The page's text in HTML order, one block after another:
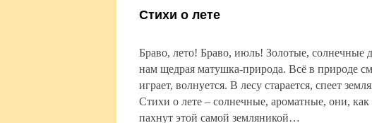
Стихи о лете
Браво, лето! Браво, июль! Золотые, солнечные
нам щедрая матушка-природа. Всё в природе
играет, волнуется. В лесу старается, спеет
Стихи о лете – солнечные, ароматные, они, как
пахнут этой самой земляникой…